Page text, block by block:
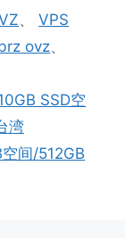
、VPS
ovz、
SSD空
湾
间/512GB